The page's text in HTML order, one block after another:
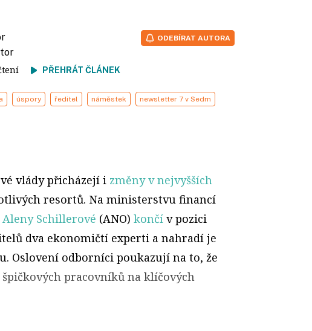
čtení PŘEHRÁT ČLÁNEK
ODEBÍRAT AUTORA
úspory ředitel náměstek newsletter 7 v Sedm
vlády přicházejí i změny v nejvyšších
resortů. Na ministerstvu financí
Aleny Schillerové (ANO) končí v pozici
dva ekonomičtí experti a nahradí je
Oslovení odborníci poukazují na to, že
pracovníků na klíčových